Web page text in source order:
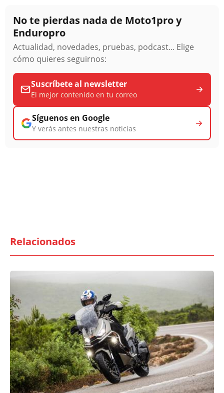
No te pierdas nada de Moto1pro y
Enduropro
Actualidad, novedades, pruebas, podcast... Elige
cómo quieres seguirnos:
Suscríbete al newsletter
El mejor contenido en tu correo
Síguenos en Google
Y verás antes nuestras noticias
Relacionados